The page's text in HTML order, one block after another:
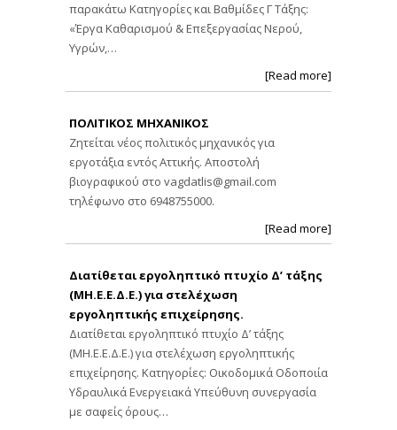
παρακάτω Κατηγορίες και Βαθμίδες Γ Τάξης:
«Έργα Καθαρισμού & Επεξεργασίας Νερού,
Υγρών,…
[Read more]
ΠΟΛΙΤΙΚΟΣ ΜΗΧΑΝΙΚΟΣ
Ζητείται νέος πολιτικός μηχανικός για
εργοτάξια εντός Αττικής. Αποστολή
βιογραφικού στο vagdatlis@gmail.com
τηλέφωνο στο 6948755000.
[Read more]
Διατίθεται εργοληπτικό πτυχίο Δ’ τάξης
(ΜΗ.Ε.Ε.Δ.Ε.) για στελέχωση
εργοληπτικής επιχείρησης.
Διατίθεται εργοληπτικό πτυχίο Δ’ τάξης
(ΜΗ.Ε.Ε.Δ.Ε.) για στελέχωση εργοληπτικής
επιχείρησης. Κατηγορίες: Οικοδομικά Οδοποιία
Υδραυλικά Ενεργειακά Υπεύθυνη συνεργασία
με σαφείς όρους…